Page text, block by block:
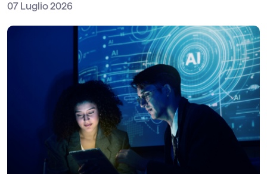
07 Luglio 2026